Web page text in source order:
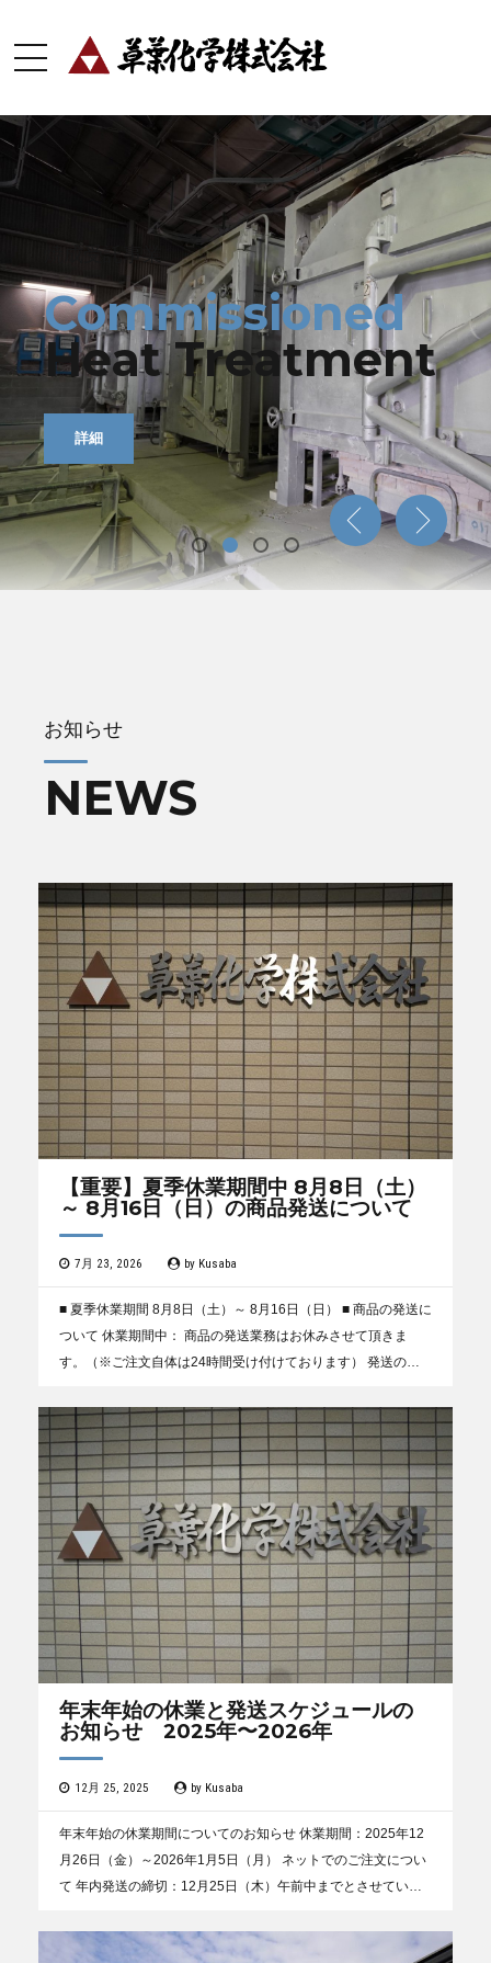
化学工業薬品製造販売
Manufacturing
Industrial
Chemicals
オンラインストア
焼成受託事業
Commissioned
Heat Treatment
詳細
釉薬用原料
CeramicRaw
Materials
製品一覧
釉薬オンライン販売
GlazeOnline
Store
オンラインショップ
お知らせ
NEWS
7月 23, 2026 by Kusaba
【重要】夏季休業期間中 8月8日（土）
～ 8月16日（日）の商品発送について
■ 夏季休業期間 8月8日（土）～ 8月16日（日） ■ 商品の発送に
ついて 休業期間中： 商品の発送業務はお休みさせて頂きま
す。（※ご注文自体は24時間受け付けております） 発送の再
12月 25, 2025 by Kusaba
年末年始の休業と発送スケジュールの
お知らせ 2025年〜2026年
年末年始の休業期間についてのお知らせ 休業期間：2025年12
月26日（金）～2026年1月5日（月） ネットでのご注文につい
て 年内発送の締切：12月25日（木）午前中までとさせていた